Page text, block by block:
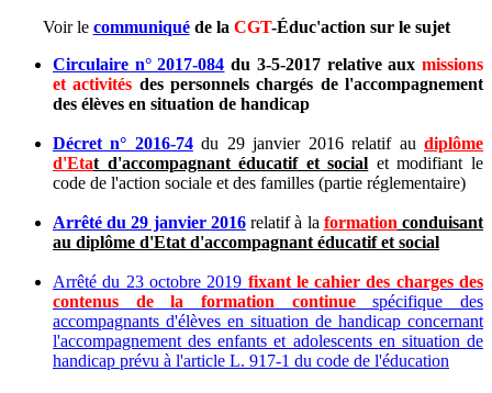
Voir le communiquéde la CGT-Éduc'action sur le sujet
Circulaire n° 2017-084 du 3-5-2017 relative auxmissions
et activités des personnels chargés de l'accompagnement
des élèves en situation de handicap
Décret n° 2016-74du 29 janvier 2016 relatif audiplôme
d'Etat d'accompagnant éducatif et social et modifiant le
code de l'action sociale et des familles (partie réglementaire)
Arrêté du 29 janvier 2016relatif à la formation conduisant
au diplôme d'Etat d'accompagnant éducatif et social
Arrêté du 23 octobre 2019 fixant le cahier des charges des
contenus de la formation continuespécifique des
accompagnants d'élèves en situation de handicap concernant
l'accompagnement des enfants et adolescents en situation de
handicap prévu à l'article L. 917-1 du code de l'éducation